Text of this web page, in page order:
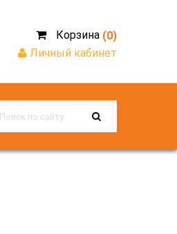
Корзина (0)
Личный кабинет